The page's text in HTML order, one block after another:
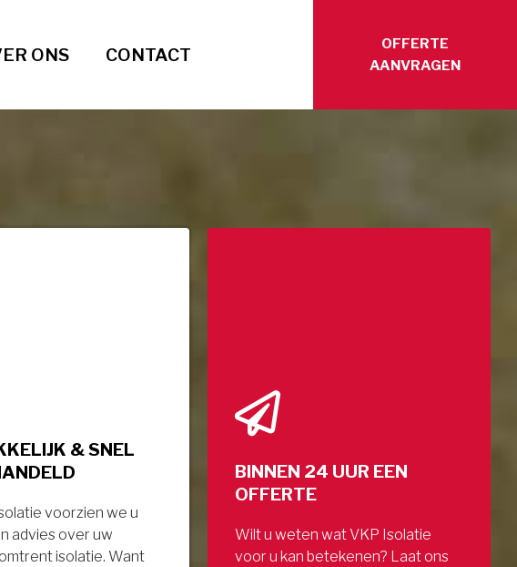
ONS CONTACT
OFFERTE
AANVRAGEN
& SNEL
voorzien we u
advies over uw
isolatie. Want
BINNEN 24 UUR EEN
OFFERTE
Wilt u weten wat VKP Isolatie
voor u kan betekenen? Laat ons